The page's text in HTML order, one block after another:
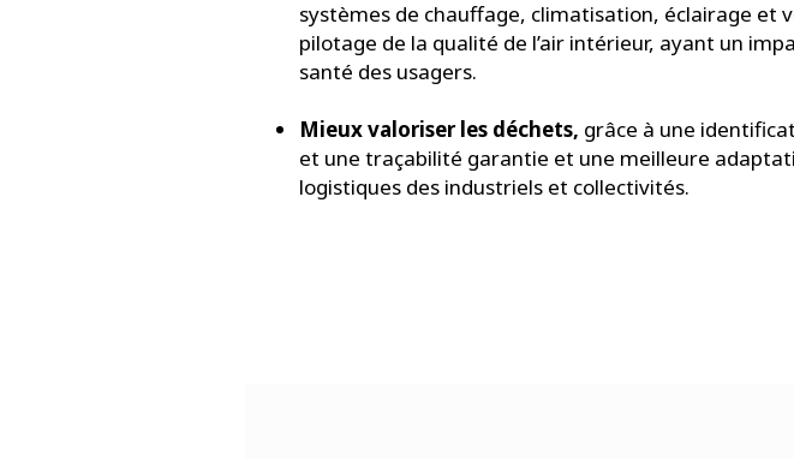
systèmes de chauffage, climatisation, éclairage et
pilotage de la qualité de l’air intérieur, ayant un
santé des usagers.
Mieux valoriser les déchets, grâce à une
et une traçabilité garantie et une meilleure
logistiques des industriels et collectivités.